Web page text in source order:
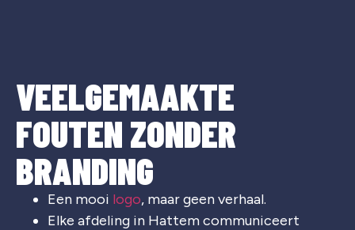
VEELGEMAAKTE
FOUTEN ZONDER
BRANDING
Een mooi logo, maar geen verhaal.
Elke afdeling in Hattem communiceert